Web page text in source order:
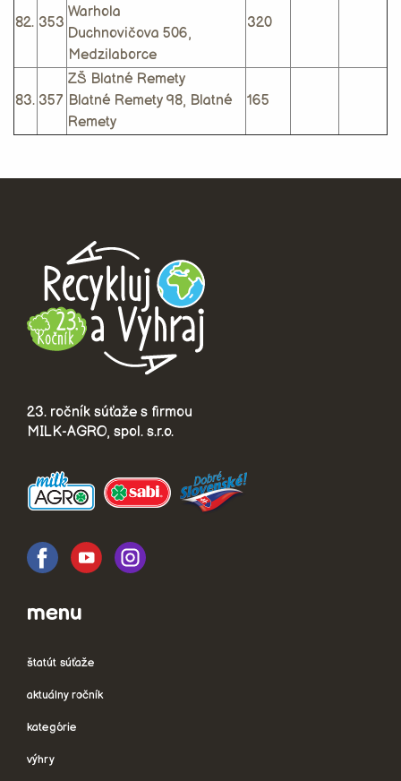
82. 353
Warhola
Duchnovičova 506,
Medzilaborce
320
83. 357
ZŠ Blatné Remety
Blatné Remety 98, Blatné
Remety
165
23. ročník súťaže s firmou
MILK-AGRO, spol. s.r.o.
menu
štatút súťaže
aktuálny ročník
kategórie
výhry